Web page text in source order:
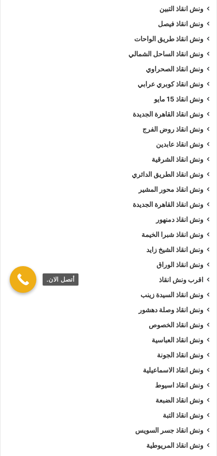
ونش انقاذ التبين
ونش انقاذ فيصل
ونش انقاذ طريق الواحات
ونش انقاذ الساحل الشمالي
ونش انقاذ الصحراوي
ونش انقاذ كوبري عرابي
ونش انقاذ 15 مايو
ونش انقاذ القاهرة الجديدة
ونش انقاذ روض الفرج
ونش انقاذ عابدين
ونش انقاذ الشرقية
ونش انقاذ الطريق الدائري
ونش انقاذ محور المشير
ونش انقاذ القاهرة الجديدة
ونش انقاذ دمنهور
ونش انقاذ شبرا الخيمة
ونش انقاذ الشيخ زايد
ونش انقاذ الوراق
اقرب ونش انقاذ
ونش انقاذ السيدة زينب
ونش انقاذ وصلة دهشور
ونش انقاذ الخصوص
ونش انقاذ العباسية
ونش انقاذ الجونة
ونش انقاذ الاسماعيلية
ونش انقاذ اسيوط
ونش انقاذ الضبعة
ونش انقاذ التبة
ونش انقاذ جسر السويس
ونش انقاذ المريوطية
أتصل الان.